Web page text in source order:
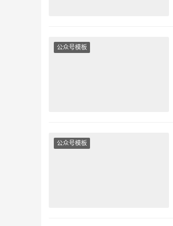
公众号模板
公众号模板